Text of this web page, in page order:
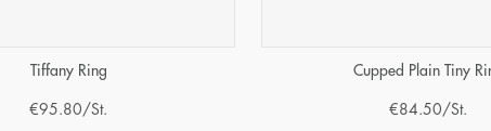
Tiffany Ring
€95.80 /St.
Cupped Plain Tiny
€84.50 /St.